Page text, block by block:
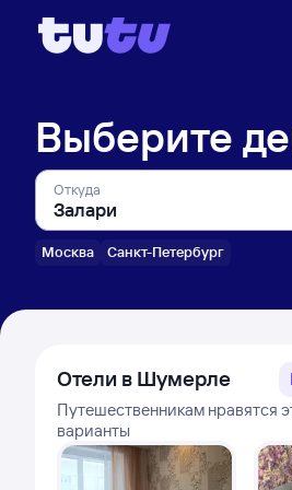
Выберите
Откуда
Москва Санкт-Петербург
Отели в Шумерле
Путешественникам нравятся
варианты